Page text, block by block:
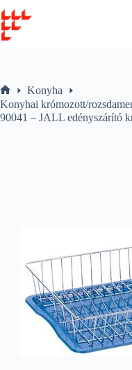
to
content
Home
Konyha
Konyhai krómozott/
90041 – JALL edényszárító